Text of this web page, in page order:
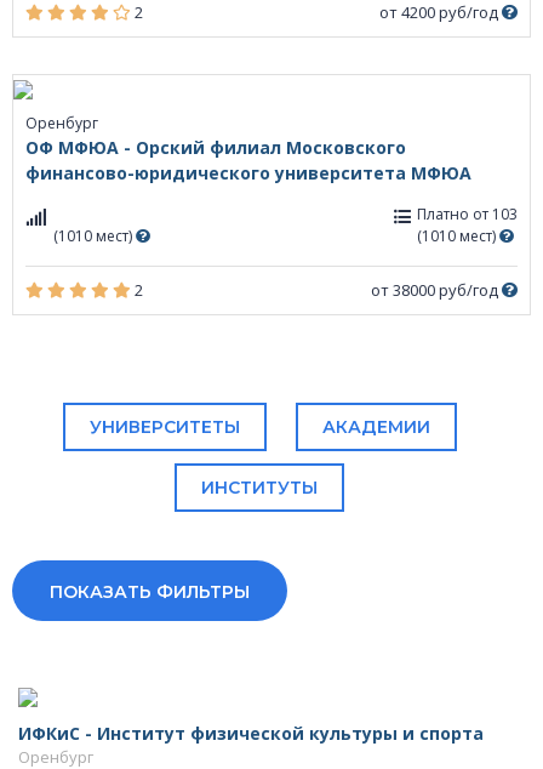
2 от 4200 руб/год
Оренбург
ОФ МФЮА - Орский филиал Московского
финансово-юридического университета МФЮА
(1010 мест)
Платно от 103
(1010 мест)
2 от 38000 руб/год
УНИВЕРСИТЕТЫ АКАДЕМИИ
ИНСТИТУТЫ
ПОКАЗАТЬ ФИЛЬТРЫ
ИФКиС - Институт физической культуры и спорта
Оренбург